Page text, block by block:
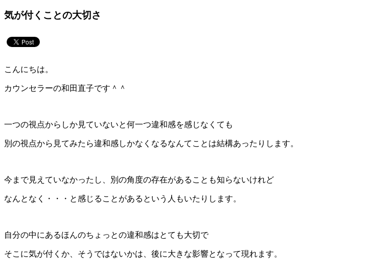
気が付くことの大切さ
こんにちは。
カウンセラーの和田直子です＾＾
一つの視点からしか見ていないと何一つ違和感を感じなくても
別の視点から見てみたら違和感しかなくなるなんてことは結構あったりします。
今まで見えていなかったし、別の角度の存在があることも知らないけれど
なんとなく・・・と感じることがあるという人もいたりします。
自分の中にあるほんのちょっとの違和感はとても大切で
そこに気が付くか、そうではないかは、後に大きな影響となって現れます。